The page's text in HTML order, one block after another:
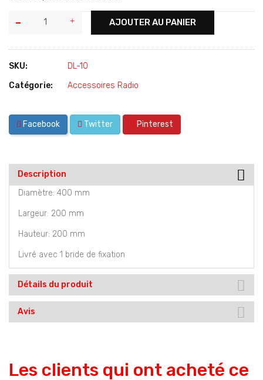
AJOUTER AU PANIER
SKU:
DL-10
Catégorie:
Accessoires Radio
Facebook Twitter Pinterest
Description
Diamètre: 400 mm
Largeur: 200 mm
Hauteur: 200 mm
Livré avec 1 bride de fixation
Détails du produit
Avis
Les clients qui ont acheté ce